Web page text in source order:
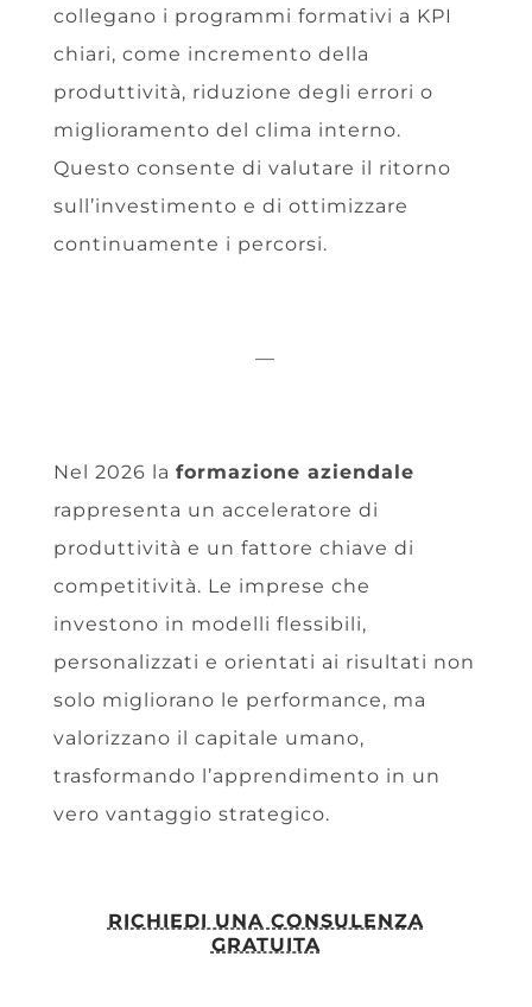
collegano i programmi formativi a KPI
chiari, come incremento della
produttività, riduzione degli errori o
miglioramento del clima interno.
Questo consente di valutare il ritorno
sull’investimento e di ottimizzare
continuamente i percorsi.
—
Nel 2026 la formazione aziendale
rappresenta un acceleratore di
produttività e un fattore chiave di
competitività. Le imprese che
investono in modelli flessibili,
personalizzati e orientati ai risultati non
solo migliorano le performance, ma
valorizzano il capitale umano,
trasformando l’apprendimento in un
vero vantaggio strategico.
RICHIEDI UNA CONSULENZA
GRATUITA